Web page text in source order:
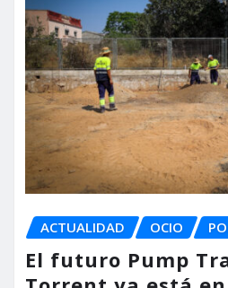
ACTUALIDAD OCIO
El futuro Pump